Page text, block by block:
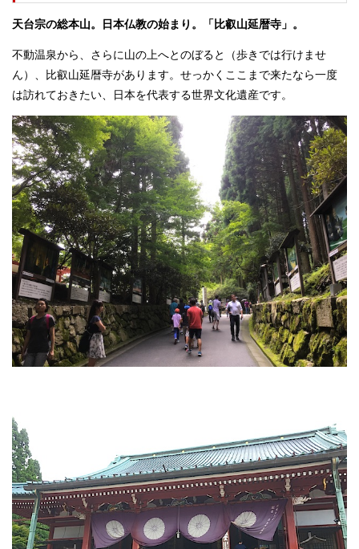
天台宗の総本山。日本仏教の始まり。「比叡山延暦寺」。
不動温泉から、さらに山の上へとのぼると（歩きでは行けませ
ん）、比叡山延暦寺があります。せっかくここまで来たなら一度
は訪れておきたい、日本を代表する世界文化遺産です。